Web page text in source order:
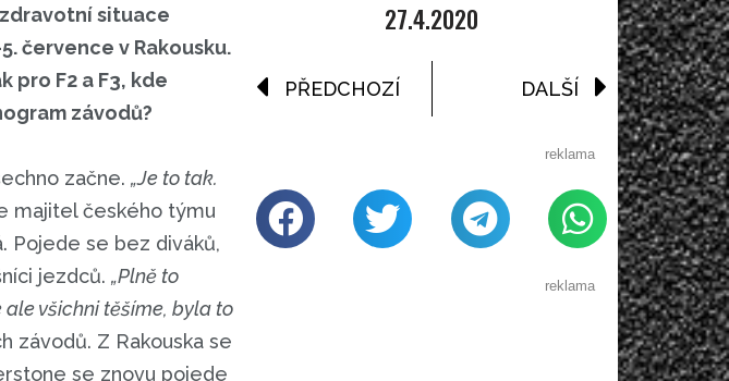
situace
července v Rakousku.
pro F2 a F3, kde
závodů?
začne. „Je to tak.
majitel českého týmu
Pojede se bez diváků,
jezdců. „Plně to
ale všichni těšíme, byla to
závodů. Z Rakouska se
se znovu pojede
27.4.2020
PŘEDCHOZÍ DALŠÍ
reklama
reklama